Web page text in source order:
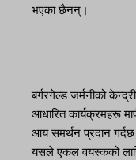
भएका छैनन्।
बर्गरगेल्ड जर्मनीको
आधारित कार्यक्रमहरू
आय समर्थन प्रदान
यसले एकल वयस्कको